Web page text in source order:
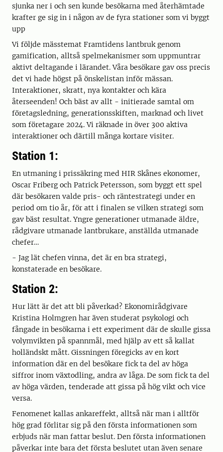
sjunka ner i och sen kunde besökarna med återhämtade
krafter ge sig in i någon av de fyra stationer som vi byggt
upp
Vi följde mässtemat Framtidens lantbruk genom
gamification, alltså spelmekanismer som uppmuntrar
aktivt deltagande i lärandet. Våra besökare gav oss precis
det vi hade högst på önskelistan inför mässan.
Interaktioner, skratt, nya kontakter och kära
återseenden! Och bäst av allt - initierade samtal om
företagsledning, generationsskiften, marknad och livet
som företagare 2024. Vi räknade in över 300 aktiva
interaktioner och därtill många kortare visiter.
Station 1:
En utmaning i prissäkring med HIR Skånes ekonomer,
Oscar Friberg och Patrick Petersson, som byggt ett spel
där besökaren valde pris- och räntestrategi under en
period om tio år, för att i finalen se vilken strategi som
gav bäst resultat. Yngre generationer utmanade äldre,
rådgivare utmanade lantbrukare, anställda utmanade
chefer…
- Jag lät chefen vinna, det är en bra strategi,
konstaterade en besökare.
Station 2:
Hur lätt är det att bli påverkad? Ekonomirådgivare
Kristina Holmgren har även studerat psykologi och
fångade in besökarna i ett experiment där de skulle gissa
volymvikten på spannmål, med hjälp av ett så kallat
holländskt mått. Gissningen föregicks av en kort
information där en del besökare fick ta del av höga
siffror inom växtodling, andra av låga. De som fick ta del
av höga värden, tenderade att gissa på hög vikt och vice
versa.
Fenomenet kallas ankareffekt, alltså när man i alltför
hög grad förlitar sig på den första informationen som
erbjuds när man fattar beslut. Den första informationen
påverkar inte bara det första beslutet utan även senare